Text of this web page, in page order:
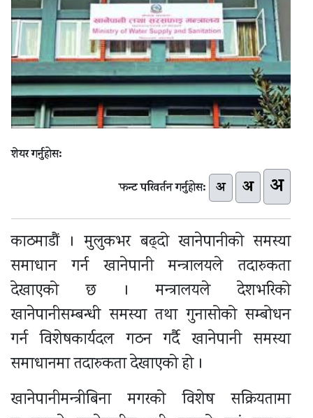
शेयर गर्नुहोस:
फन्ट परिवर्तन गर्नुहोस: अ अ अ
काठमाडौं । मुलुकभर बढ्दो खानेपानीको समस्या
समाधान गर्न खानेपानी मन्त्रालयले तदारुकता
देखाएको छ । मन्त्रालयले देशभरिको
खानेपानीसम्बन्धी समस्या तथा गुनासोको सम्बोधन
गर्न विशेषकार्यदल गठन गर्दै खानेपानी समस्या
समाधानमा तदारुकता देखाएको हो ।
खानेपानीमन्त्रीबिना मगरको विशेष सक्रियतामा